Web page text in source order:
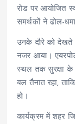
रोड पर आयोजित
समर्थकों ने ढोल-
उनके दौरे को देखते
नजर आया।
स्थल तक सुरक्षा के
बल तैनात रहा,
हो।
कार्यक्रम में शहर